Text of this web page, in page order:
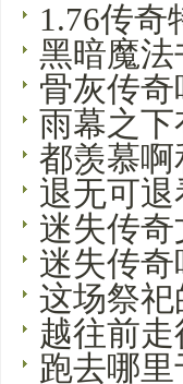
1.76传奇
黑暗魔
骨灰传
雨幕之
都羡慕
退无可
迷失传
迷失传
这场祭
越往前
跑去哪